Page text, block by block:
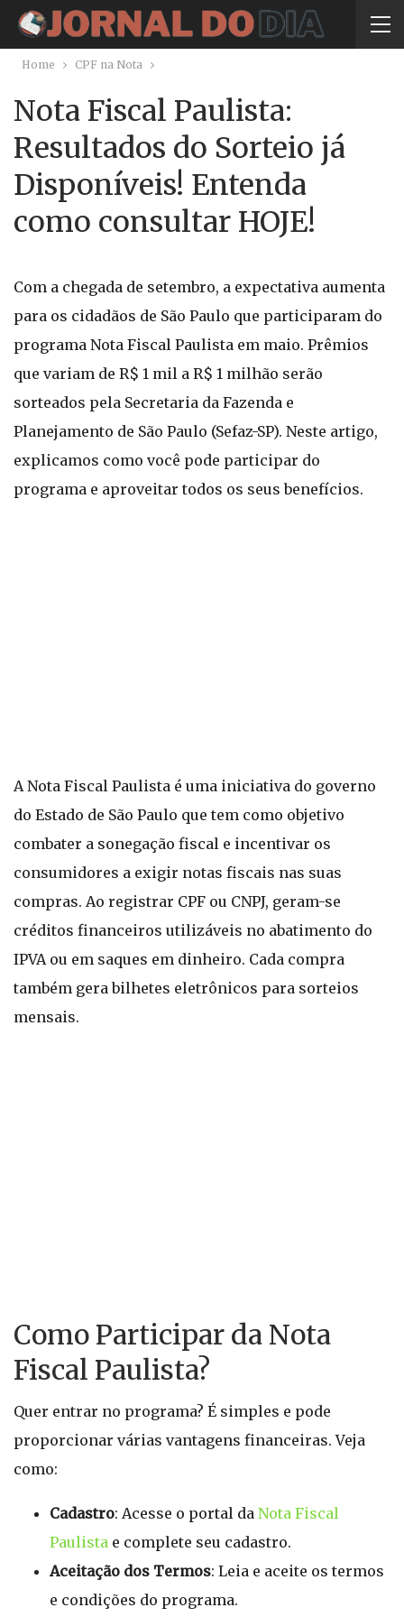
Home CPF na Nota
Nota Fiscal Paulista:
Resultados do Sorteio já
Disponíveis! Entenda
como consultar HOJE!
Com a chegada de setembro, a expectativa aumenta
para os cidadãos de São Paulo que participaram do
programa Nota Fiscal Paulista em maio. Prêmios
que variam de R$ 1 mil a R$ 1 milhão serão
sorteados pela Secretaria da Fazenda e
Planejamento de São Paulo (Sefaz-SP). Neste artigo,
explicamos como você pode participar do
programa e aproveitar todos os seus benefícios.
A Nota Fiscal Paulista é uma iniciativa do governo
do Estado de São Paulo que tem como objetivo
combater a sonegação fiscal e incentivar os
consumidores a exigir notas fiscais nas suas
compras. Ao registrar CPF ou CNPJ, geram-se
créditos financeiros utilizáveis no abatimento do
IPVA ou em saques em dinheiro. Cada compra
também gera bilhetes eletrônicos para sorteios
mensais.
Como Participar da Nota
Fiscal Paulista?
Quer entrar no programa? É simples e pode
proporcionar várias vantagens financeiras. Veja
como:
Cadastro: Acesse o portal da Nota Fiscal
Paulista e complete seu cadastro.
Aceitação dos Termos: Leia e aceite os termos
e condições do programa.